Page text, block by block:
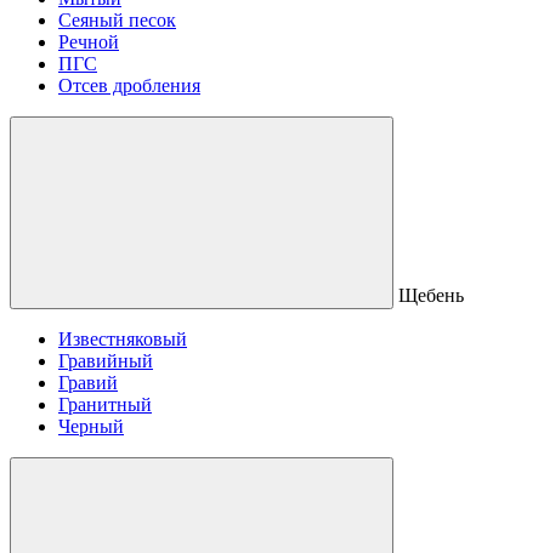
Сеяный песок
Речной
ПГС
Отсев дробления
Щебень
Известняковый
Гравийный
Гравий
Гранитный
Черный